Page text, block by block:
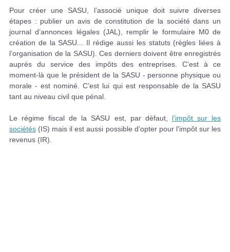
Pour créer une SASU, l’associé unique doit suivre diverses
étapes : publier un avis de constitution de la société dans un
journal d’annonces légales (JAL), remplir le formulaire M0 de
création de la SASU... Il rédige aussi les statuts (règles liées à
l’organisation de la SASU). Ces derniers doivent être enregistrés
auprès du service des impôts des entreprises. C’est à ce
moment-là que le président de la SASU - personne physique ou
morale - est nominé. C’est lui qui est responsable de la SASU
tant au niveau civil que pénal.
Le régime fiscal de la SASU est, par défaut, l’impôt sur les
sociétés (IS) mais il est aussi possible d’opter pour l’impôt sur les
revenus (IR).